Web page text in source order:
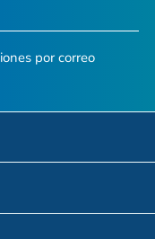
por correo